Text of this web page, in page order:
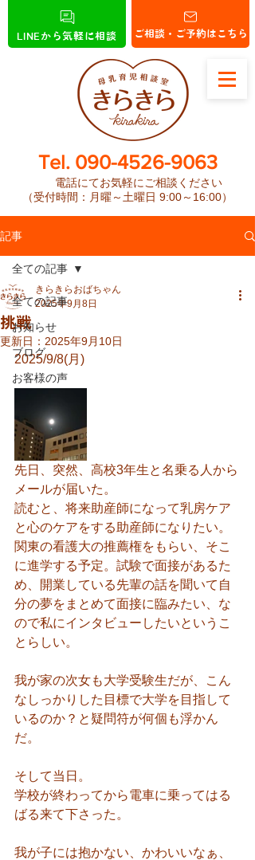
ご相談・ご予約はこちら
LINEから気軽に相談
​Tel. 090-4526-9063
電話にてお気軽にご相談ください
（受付時間：月曜～土曜日 9:00～16:00）
記事
全ての記事
お知らせ
ブログ
お客様の声
全ての記事
挑戦
きらきらおばちゃん
2025年9月8日
更新日： 2025年9月10日
2025/9/8(月)
先日、突然、高校3年生と名乗る人から
メールが届いた。
読むと、将来助産師になって乳房ケア
と心のケアをする助産師になりたい。
関東の看護大の推薦権をもらい、そこ
に進学する予定。試験で面接があるた
め、開業している先輩の話を聞いて自
分の夢をまとめて面接に臨みたい、な
ので私にインタビューしたいというこ
とらしい。
我が家の次女も大学受験生だが、こん
なしっかりした目標で大学を目指して
いるのか？と疑問符が何個も浮かん
だ。
そして当日。
学校が終わってから電車に乗ってはる
ばる来て下さった。
我が子には抱かない、かわいいなぁ、